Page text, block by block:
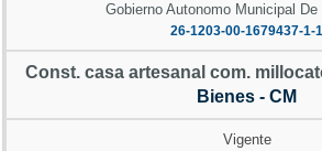
Gobierno Autonomo Municipal
26-1203-00-1679437-1-1
Const. casa artesanal com.
Bienes - CM
Vigente